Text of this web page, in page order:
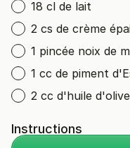
18 cl de lait
2 cs de crème
1 pincée noix de
1 cc de piment
2 cc d'huile d'olive
Instructions